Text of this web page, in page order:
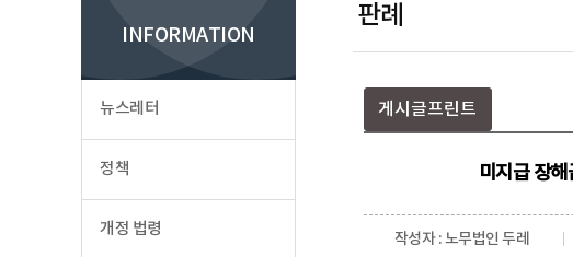
INFORMATION
뉴스레터
정책
개정 법령
판례
게시글프린트
미지급 장
작성자 : 노무법인 두레